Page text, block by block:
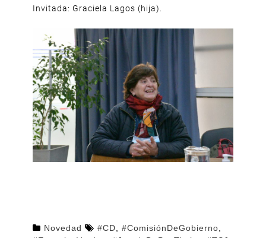
Invitada: Graciela Lagos (hija).
Novedad #CD, #ComisiónDeGobierno,